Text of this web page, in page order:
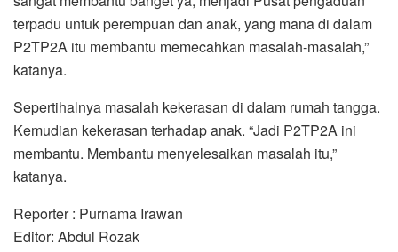
terpadu untuk perempuan dan anak, yang mana di dalam
P2TP2A itu membantu memecahkan masalah-masalah,”
katanya.
Sepertihalnya masalah kekerasan di dalam rumah tangga.
Kemudian kekerasan terhadap anak. “Jadi P2TP2A ini
membantu. Membantu menyelesaikan masalah itu,”
katanya.
Reporter : Purnama Irawan
Editor: Abdul Rozak